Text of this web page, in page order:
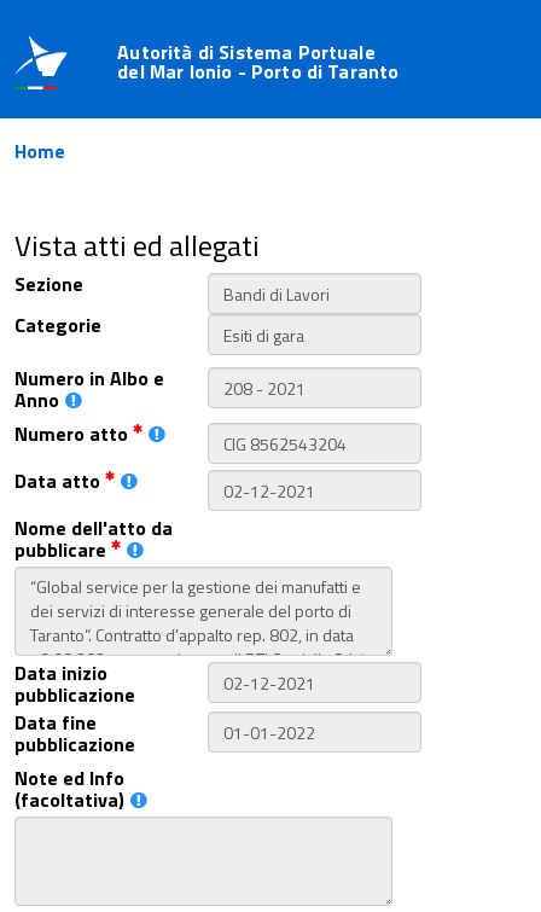
Autorità di Sistema Portuale
del Mar Ionio - Porto di Taranto
Home
Vista atti ed allegati
Sezione
Categorie
Numero in Albo e
Anno
Numero atto
Data atto
Nome dell'atto da
pubblicare
Data inizio
pubblicazione
Data fine
pubblicazione
Note ed Info
(facoltativa)